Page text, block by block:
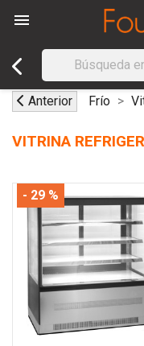

Anterior Frío
VITRINA
- 29 %